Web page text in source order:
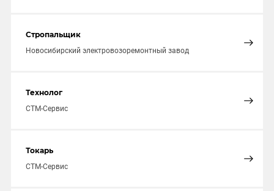
Стропальщик
Новосибирский электровозоремонтный завод
Технолог
СТМ-Сервис
Токарь
СТМ-Сервис